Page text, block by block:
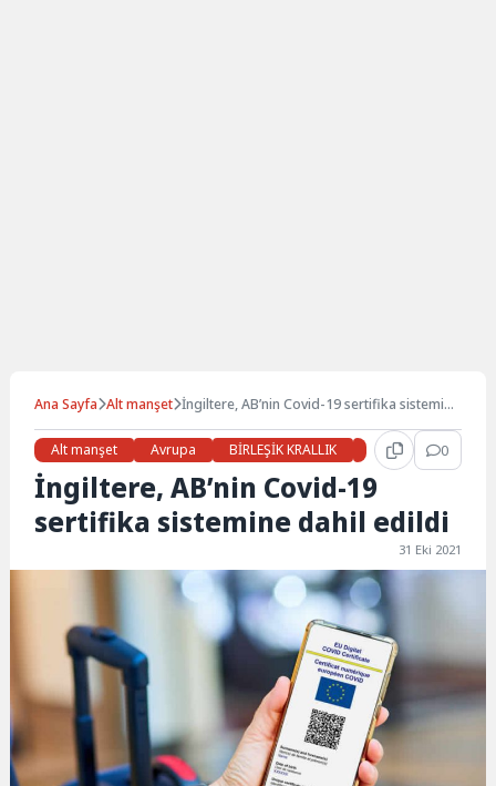
Ana Sayfa Alt manşet İngiltere, AB’nin Covid-19 sertifika sistemine
Alt manşet
Avrupa BİRLEŞİK KRALLIK COVID - 190
İngiltere, AB’nin Covid-19
sertifika sistemine dahil edildi
31 Eki 2021